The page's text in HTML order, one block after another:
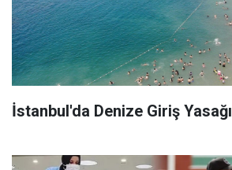
İstanbul'da Denize Giriş Yasağı